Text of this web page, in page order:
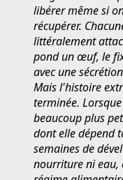
libérer même si
récupérer.
littéralement
pond un œuf, le
avec une
Mais l'histoire
terminée.
beaucoup plus
dont elle dépend
semaines de
nourriture ni eau,